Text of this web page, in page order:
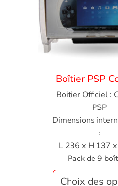
Boîtier PSP
Boitier Officiel :
PSP
Dimensions
:
L 236 x H 137
Pack de 9
Choix des